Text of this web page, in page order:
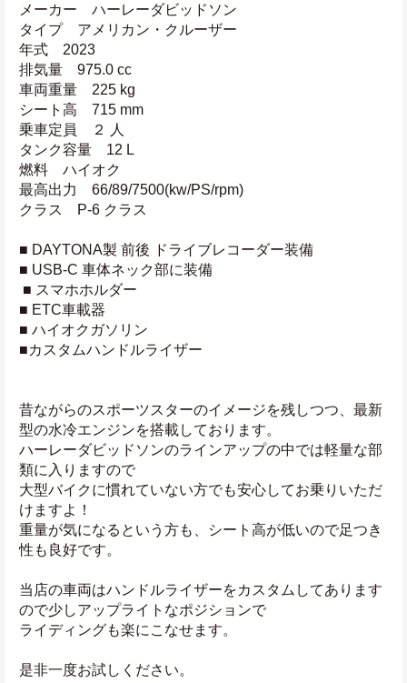
メーカー　ハーレーダビッドソン
タイプ　アメリカン・クルーザー
年式　2023
排気量　975.0 cc
車両重量　225 kg
シート高　715 mm
乗車定員　２ 人
タンク容量　12 L
燃料　ハイオク
最高出力　66/89/7500(kw/PS/rpm)
クラス　P-6 クラス
■ DAYTONA製 前後 ドライブレコーダー装備
■ USB-C 車体ネック部に装備
■ スマホホルダー
■ ETC車載器
■ ハイオクガソリン
■カスタムハンドルライザー
昔ながらのスポーツスターのイメージを残しつつ、最新
型の水冷エンジンを搭載しております。
ハーレーダビッドソンのラインアップの中では軽量な部
類に入りますので
大型バイクに慣れていない方でも安心してお乗りいただ
けますよ！
重量が気になるという方も、シート高が低いので足つき
性も良好です。
当店の車両はハンドルライザーをカスタムしてあります
ので少しアップライトなポジションで
ライディングも楽にこなせます。
是非一度お試しください。